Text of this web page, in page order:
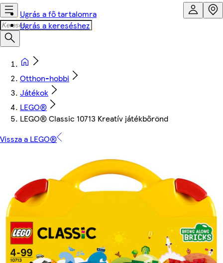
Ugrás a fő tartalomra
Ugrás a kereséshez
Otthon-hobbi
Játékok
LEGO®
LEGO® Classic 10713 Kreatív játékbőrönd
Vissza a LEGO®